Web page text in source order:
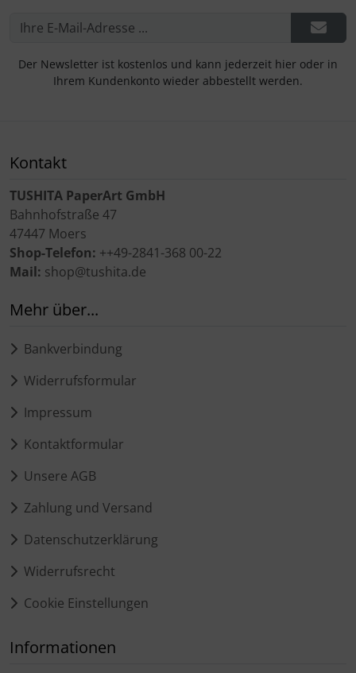
Der Newsletter ist kostenlos und kann jederzeit hier oder in
Ihrem Kundenkonto wieder abbestellt werden.
Kontakt
TUSHITA PaperArt GmbH
Bahnhofstraße 47
47447 Moers
Shop-Telefon: ++49-2841-368 00-22
Mail: shop@tushita.de
Mehr über...
Bankverbindung
Widerrufsformular
Impressum
Kontaktformular
Unsere AGB
Zahlung und Versand
Datenschutzerklärung
Widerrufsrecht
Cookie Einstellungen
Informationen